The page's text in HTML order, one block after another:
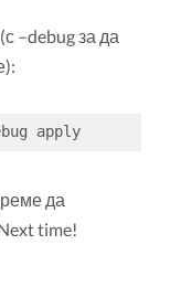
–debug за да
apply
да
time!